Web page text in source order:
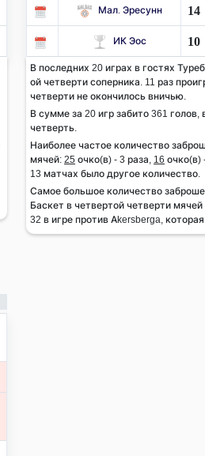
Мал. Эресунн 14
ИК Эос 10
В последних 20 играх в гостях
ой четверти соперника. 11 раз
четверти не окончилось вничью.
В сумме за 20 игр забито 361
четверть.
Наиболее частое количество
мячей: 25 очко(в) - 3 раза, 16 очко(в)
13 матчах было другое количество.
Самое большое количество
Баскет в четвертой четверти
32 в игре против Akersberga,